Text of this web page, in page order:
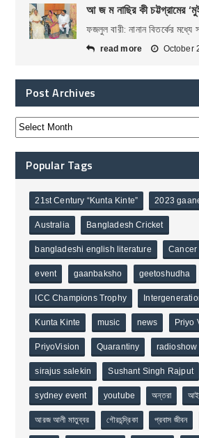
আ জ ম নাছির কী চট্টগ্রামের
ফজলুল বারী: নানান বিতর্কের মধ্যে
read more October
Post Archives
Popular Tags
21st Century “Kunta Kinte” 2023
Australia Bangladesh Cricket
bangladeshi english literature Cancer
event gaanbaksho geetoshudha
ICC Champions Trophy
Kunta Kinte music news Priyo
PriyoVision Quarantiny radioshow
sirajus salekin Sushant Singh Rajput
sydney event youtube অন্তরা
আরজ আলী মাতুব্বর গৌরচন্দ্রিকা প্রবাস জীবন